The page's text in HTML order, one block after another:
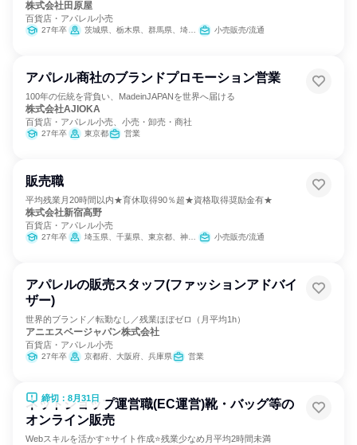
株式会社田原屋
百貨店・アパレル小売
27年卒 茨城県、栃木県、群馬県、埼玉県、千葉県、東京都、神奈川県、山梨県、長野県、岐阜県、静岡県、愛知県、三重県、滋賀県、京都府、大阪府、兵庫県 小売販売/流通
アパレル商社のブランドプロモーション営業
100年の伝統を背負い、MadeinJAPANを世界へ届ける
株式会社AJIOKA
百貨店・アパレル小売、小売・卸売・商社
27年卒 東京都 営業
販売職
平均残業月20時間以内★育休取得90％超★資格取得奨励金有★
株式会社新宿高野
百貨店・アパレル小売
27年卒 埼玉県、千葉県、東京都、神奈川県 小売販売/流通
アパレルの販売スタッフ(ファッションアドバイ
ザー)
世界的ブランド／転勤なし／残業ほぼゼロ（月平均1h）
アニエスベージャパン株式会社
百貨店・アパレル小売
27年卒 京都府、大阪府、兵庫県 営業
締切：8月31日
ネットショップ運営職(EC運営)靴・バッグ等の
オンライン販売
Webスキルを活かす⭐サイト作成⭐残業少なめ月平均2時間未満